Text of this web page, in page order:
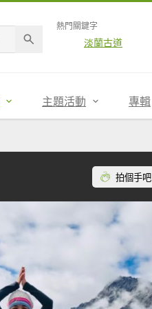
熱門關鍵字
淡蘭古道
主題活動 專輯
拍個手吧